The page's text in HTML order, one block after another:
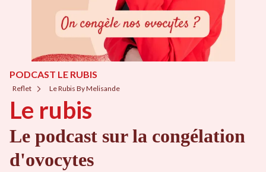
PODCAST LE RUBIS
Reflet Le Rubis By Melisande
Le rubis
Le podcast sur la congélation
d'ovocytes